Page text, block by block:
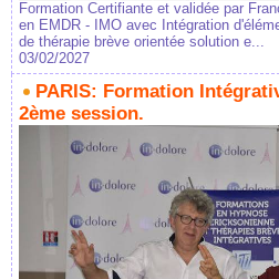
Formation Certifiante et validée par
en EMDR - IMO avec Intégration
de thérapie brève orientée solution e...
03/02/2027
PARIS: Formation
2ème session.